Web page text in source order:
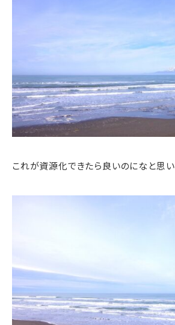
これが資源化できたら良いのになと思い